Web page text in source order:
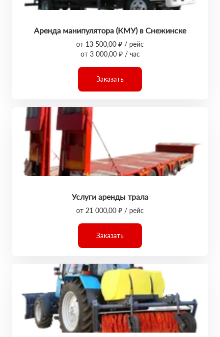
Аренда манипулятора (КМУ) в Снежинске
от 13 500,00 ₽ / рейс
от 3 000,00 ₽ / час
Заказать
Услуги аренды трала
от 21 000,00 ₽ / рейс
Заказать